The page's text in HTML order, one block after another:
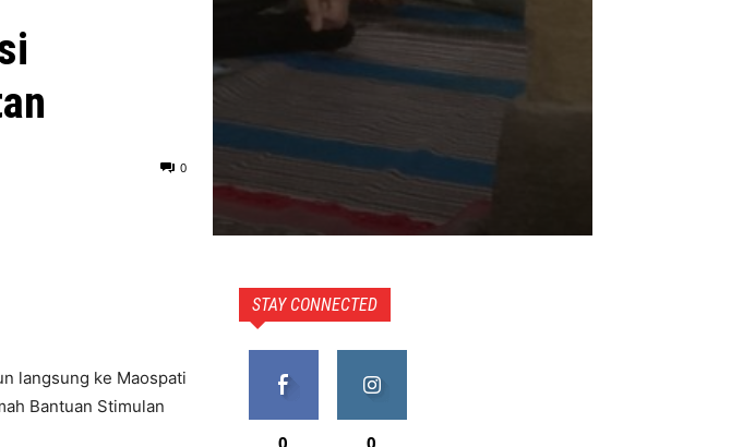
0
langsung ke Maospati
Bantuan Stimulan
STAY CONNECTED
0 0